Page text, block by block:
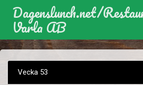
Dagenslunch.net/
Varla AB
Vecka 53